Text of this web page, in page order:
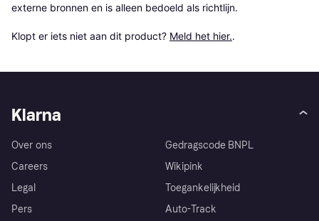
externe bronnen en is alleen bedoeld als richtlijn.
Klopt er iets niet aan dit product? Meld het hier..
Klarna
Over ons
Careers
Legal
Pers
Gedragscode BNPL
Wikipink
Toegankelijkheid
Auto-Track